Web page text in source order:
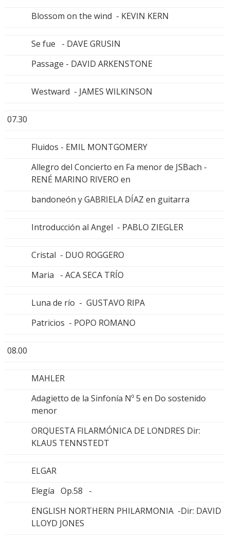
Blossom on the wind - KEVIN KERN
Se fue - DAVE GRUSIN
Passage - DAVID ARKENSTONE
Westward - JAMES WILKINSON
07.30
Fluidos - EMIL MONTGOMERY
Allegro del Concierto en Fa menor de JSBach -
RENÉ MARINO RIVERO en
bandoneón y GABRIELA DÍAZ en guitarra
Introducción al Angel - PABLO ZIEGLER
Cristal - DUO ROGGERO
Maria - ACA SECA TRÍO
Luna de río - GUSTAVO RIPA
Patricios - POPO ROMANO
08.00
MAHLER
Adagietto de la Sinfonía Nº 5 en Do sostenido
menor
ORQUESTA FILARMÓNICA DE LONDRES Dir:
KLAUS TENNSTEDT
ELGAR
Elegía Op.58 -
ENGLISH NORTHERN PHILARMONIA -Dir: DAVID
LLOYD JONES